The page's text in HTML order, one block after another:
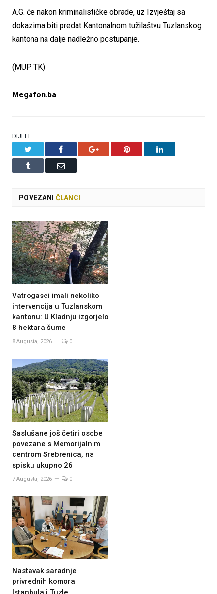
A.G. će nakon kriminalističke obrade, uz Izvještaj sa
dokazima biti predat Kantonalnom tužilaštvu Tuzlanskog
kantona na dalje nadležno postupanje.
(MUP TK)
Megafon.ba
DIJELI.
Facebook Google+ Pinterest LinkedIn
Tumblr Email
POVEZANI ČLANCI
Vatrogasci imali nekoliko
intervencija u Tuzlanskom
kantonu: U Kladnju izgorjelo
8 hektara šume
8 Augusta, 2026 0
Saslušane još četiri osobe
povezane s Memorijalnim
centrom Srebrenica, na
spisku ukupno 26
7 Augusta, 2026 0
Nastavak saradnje
privrednih komora